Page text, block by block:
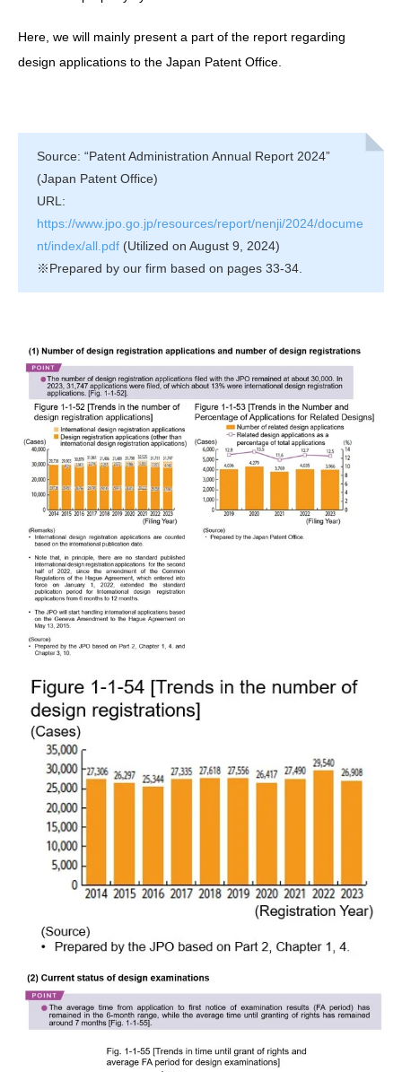
Here, we will mainly present a part of the report regarding
design applications to the Japan Patent Office.
Source: “Patent Administration Annual Report 2024”
(Japan Patent Office)
URL:
https://www.jpo.go.jp/resources/report/nenji/2024/docume
nt/index/all.pdf (Utilized on August 9, 2024)
※Prepared by our firm based on pages 33-34.